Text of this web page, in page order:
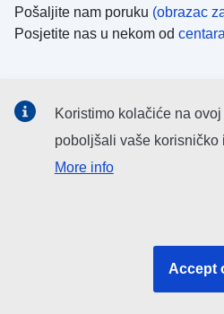
Pošaljite nam poruku (obrazac
Posjetite nas u nekom od
Potražite kanale EU-a na
Koristimo kolačiće na
poboljšali vaše korisničko
More info
Accept